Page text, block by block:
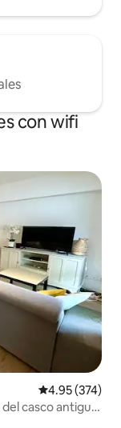
con wifi
Calificación
4.95 (374)
casco antiguo